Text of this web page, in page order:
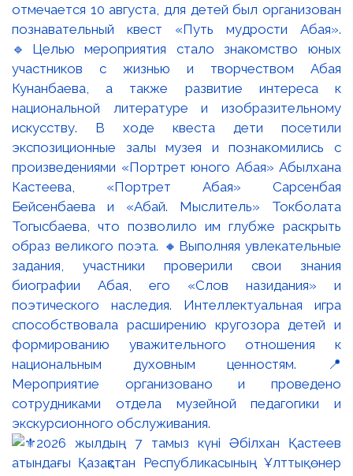
отмечается 10 августа, для детей был организован
познавательный квест «Путь мудрости Абая».
🔹Целью мероприятия стало знакомство юных
участников с жизнью и творчеством Абая
Кунанбаева, а также развитие интереса к
национальной литературе и изобразительному
искусству. В ходе квеста дети посетили
экспозиционные залы музея и познакомились с
произведениями «Портрет юного Абая» Абылхана
Кастеева, «Портрет Абая» Сарсенбая
Бейсенбаева и «Абай. Мыслитель» Токболата
Тогысбаева, что позволило им глубже раскрыть
образ великого поэта. 🔸Выполняя увлекательные
задания, участники проверили свои знания
биографии Абая, его «Слов назидания» и
поэтического наследия. Интеллектуальная игра
способствовала расширению кругозора детей и
формированию уважительного отношения к
национальным духовным ценностям. 📍
Мероприятие организовано и проведено
сотрудниками отдела музейной педагогики и
экскурсионного обслуживания.